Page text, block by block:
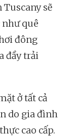
sẽ
quê
đông
đầy trải
ở tất cả
do gia đình
cao cấp.